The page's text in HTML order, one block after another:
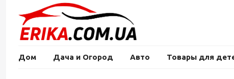
Дом Дача и Огород Авто Товары для